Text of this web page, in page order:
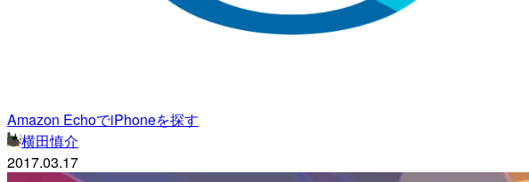
Amazon EchoでiPhoneを探す
横田慎介
2017.03.17